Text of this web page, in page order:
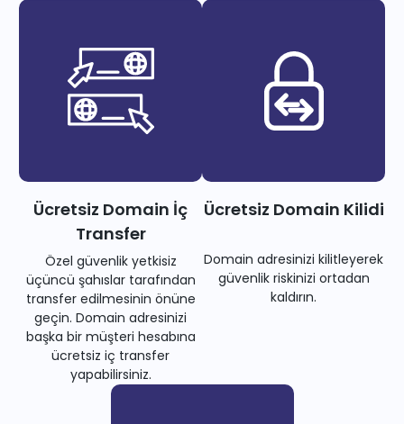
Ücretsiz Domain İç
Transfer
Özel güvenlik yetkisiz
üçüncü şahıslar tarafından
transfer edilmesinin önüne
geçin. Domain adresinizi
başka bir müşteri hesabına
ücretsiz iç transfer
yapabilirsiniz.
Ücretsiz Domain Kilidi
Domain adresinizi kilitleyerek
güvenlik riskinizi ortadan
kaldırın.